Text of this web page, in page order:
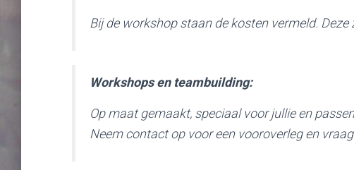
Bij de workshop staan de kosten vermeld.
Workshops en teambuilding:
Op maat gemaakt, speciaal voor jullie en
Neem contact op voor een vooroverleg en